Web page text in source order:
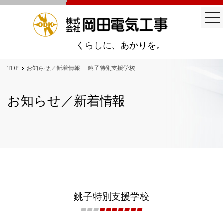
くらしに、あかりを。
TOP お知らせ／新着情報 銚子特別支援学校
お知らせ／新着情報
銚子特別支援学校